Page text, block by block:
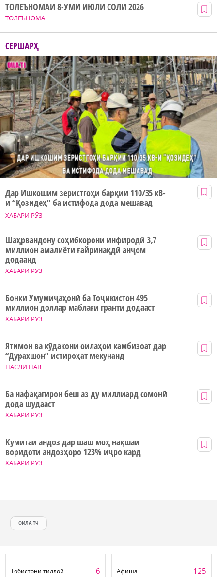
ТОЛЕЪНОМА
ТОЛЕЪНОМАИ 8-УМИ ИЮЛИ СОЛИ 2026
СЕРШАРҲ
ХАБАРИ РӮЗ
Дар Ишкошим зеристгоҳи барқии 110/35 кВ-
и “Қозидеҳ” ба истифода дода мешавад
ХАБАРИ РӮЗ
Шаҳрвандону соҳибкорони инфиродӣ 3,7
миллион амалиёти ғайринақдӣ анҷом
додаанд
ХАБАРИ РӮЗ
Бонки Умумиҷаҳонӣ ба Тоҷикистон 495
миллион доллар маблағи грантӣ додааст
НАСЛИ НАВ
Ятимон ва кӯдакони оилаҳои камбизоат дар
“Дурахшон” истироҳат мекунанд
ХАБАРИ РӮЗ
Ба нафақагирон беш аз ду миллиард сомонӣ
дода шудааст
ХАБАРИ РӮЗ
Кумитаи андоз дар шаш моҳ нақшаи
воридоти андозҳоро 123% иҷро кард
ОИЛА.ТЧ
Тобистони тиллоӣ 6 Афиша 125